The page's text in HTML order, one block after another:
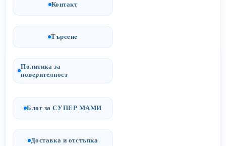
Контакт
Търсене
Политика за
поверителност
Блог за СУПЕР МАМИ
Доставка и отстъпка